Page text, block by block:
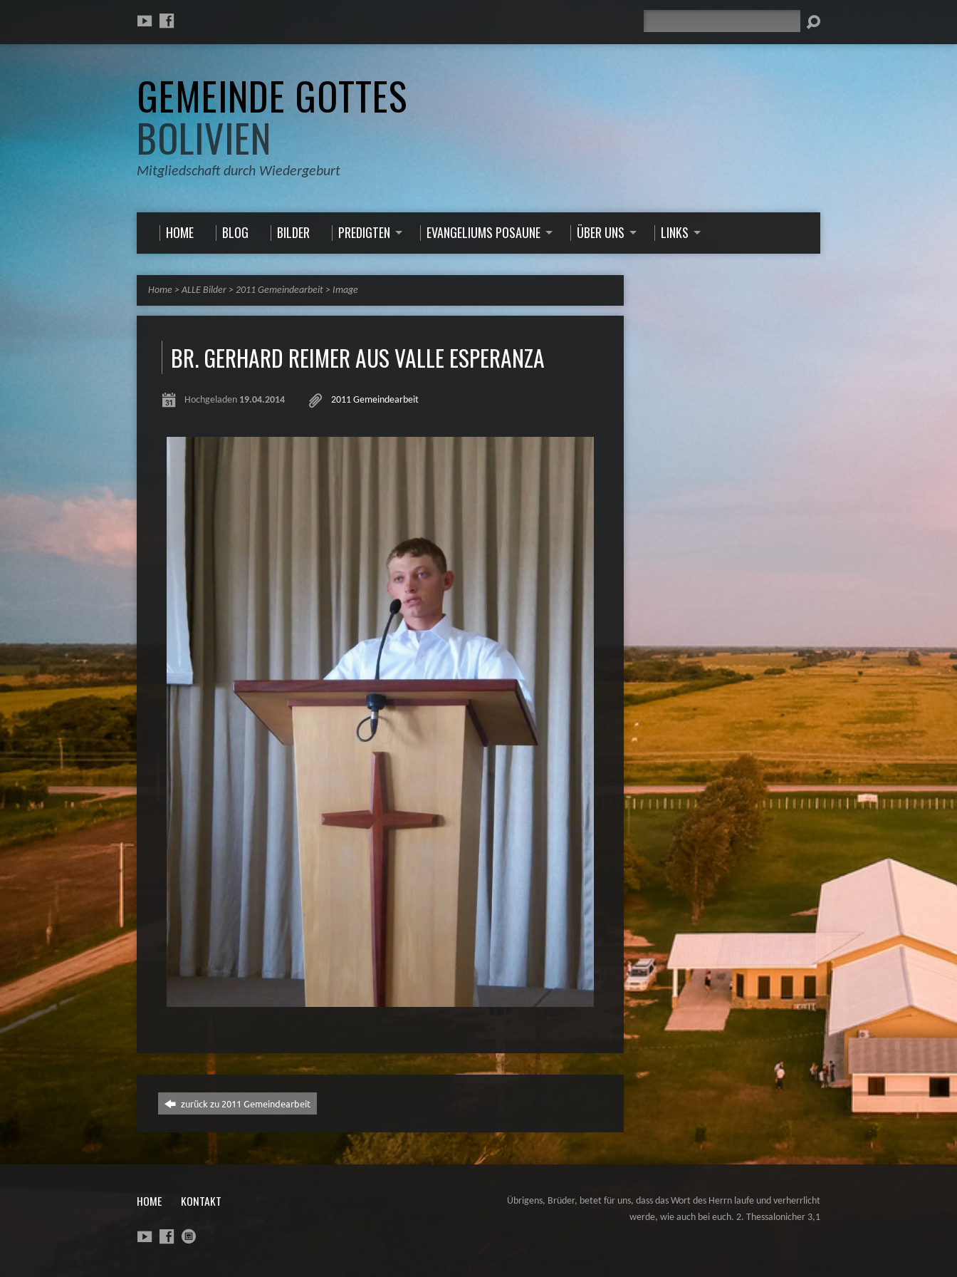
GEMEINDE GOTTES
BOLIVIEN
Mitgliedschaft durch Wiedergeburt
HOME BLOG BILDER PREDIGTEN EVANGELIUMS POSAUNE ÜBER UNS LINKS
Home > ALLE Bilder > 2011 Gemeindearbeit > Image
BR. GERHARD REIMER AUS VALLE ESPERANZA
Hochgeladen 19.04.2014 2011 Gemeindearbeit
zurück zu 2011 Gemeindearbeit
HOME KONTAKT
Übrigens, Brüder, betet für uns, dass das Wort des Herrn laufe und verherrlicht
werde, wie auch bei euch. 2. Thessalonicher 3,1